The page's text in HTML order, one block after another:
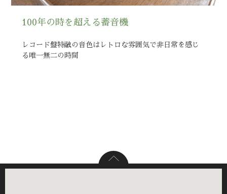
100年の時を超える蓄音機
レコード盤特融の音色はレトロな雰囲気で非日常を感じ
る唯一無二の時間